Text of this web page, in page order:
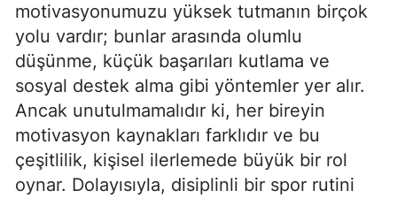
motivasyonumuzu yüksek tutmanın birçok
yolu vardır; bunlar arasında olumlu
düşünme, küçük başarıları kutlama ve
sosyal destek alma gibi yöntemler yer alır.
Ancak unutulmamalıdır ki, her bireyin
motivasyon kaynakları farklıdır ve bu
çeşitlilik, kişisel ilerlemede büyük bir rol
oynar. Dolayısıyla, disiplinli bir spor rutini